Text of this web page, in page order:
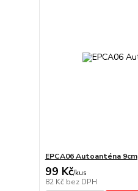
EPCA06 Autoanténa 9cm
99 Kč/kus
82 Kč bez DPH